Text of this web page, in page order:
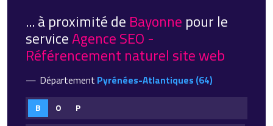
... à proximité de Bayonne pour le
serviceAgence SEO -
Référencement naturel site web
Département Pyrénées-Atlantiques (64)
B O P